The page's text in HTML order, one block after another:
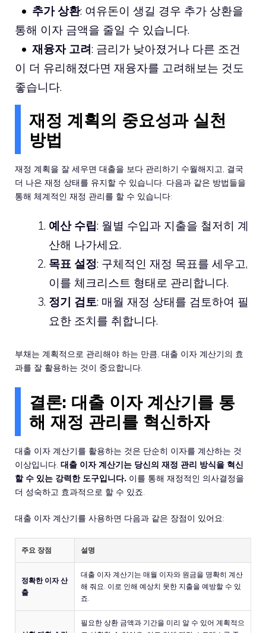
추가 상환: 여유돈이 생길 경우 추가 상환을
통해 이자 금액을 줄일 수 있습니다.
재융자 고려: 금리가 낮아졌거나 다른 조건
이 더 유리해졌다면 재융자를 고려해보는 것도
좋습니다.
재정 계획의 중요성과 실천
방법
재정 계획을 잘 세우면 대출을 보다 관리하기 수월해지고, 결국
더 나은 재정 상태를 유지할 수 있습니다. 다음과 같은 방법들을
통해 체계적인 재정 관리를 할 수 있습니다:
예산 수립: 월별 수입과 지출을 철저히 계
산해 나가세요.
목표 설정: 구체적인 재정 목표를 세우고,
이를 체크리스트 형태로 관리합니다.
정기 검토: 매월 재정 상태를 검토하여 필
요한 조치를 취합니다.
부채는 계획적으로 관리해야 하는 만큼, 대출 이자 계산기의 효
과를 잘 활용하는 것이 중요합니다.
결론: 대출 이자 계산기를 통
해 재정 관리를 혁신하자
대출 이자 계산기를 활용하는 것은 단순히 이자를 계산하는 것
이상입니다. 대출 이자 계산기는 당신의 재정 관리 방식을 혁신
할 수 있는 강력한 도구입니다. 이를 통해 재정적인 의사결정을
더 성숙하고 효과적으로 할 수 있죠.
대출 이자 계산기를 사용하면 다음과 같은 장점이 있어요:
주요 장점 설명
정확한 이자 산
출
대출 이자 계산기는 매월 이자와 원금을 명확히 계산
해 줘요. 이로 인해 예상치 못한 지출을 예방할 수 있
죠.
필요한 상환 금액과 기간을 미리 알 수 있어 계획적으